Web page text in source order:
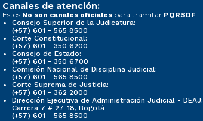
Canales de atención:
Estos No son canales oficiales para tramitar PQRSDF
Consejo Superior de la Judicatura:
(+57) 601 - 565 8500
Corte Constitucional:
(+57) 601 - 350 6200
Consejo de Estado:
(+57) 601 - 350 6700
Comisión Nacional de Disciplina Judicial:
(+57) 601 - 565 8500
Corte Suprema de Justicia:
(+57) 601 - 362 2000
Dirección Ejecutiva de Administración Judicial - DEAJ:
Carrera 7 # 27-18, Bogotá
(+57) 601 - 565 8500